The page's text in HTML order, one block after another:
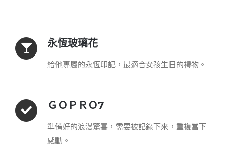
永恆玻璃花
給他專屬的永恆印記，最適合女孩生日的禮物。
ＧＯＰＲＯ7
準備好的浪漫驚喜，需要被記錄下來，重複當下
感動。